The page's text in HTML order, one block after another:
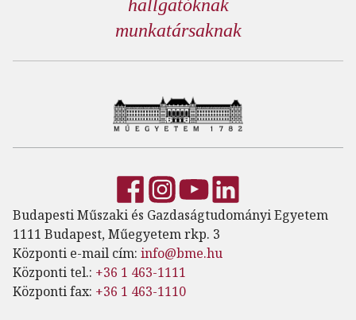
hallgatóknak
munkatársaknak
Budapesti Műszaki és Gazdaságtudományi Egyetem
1111 Budapest, Műegyetem rkp. 3
Központi e-mail cím: info@bme.hu
Központi tel.: +36 1 463-1111
Központi fax: +36 1 463-1110